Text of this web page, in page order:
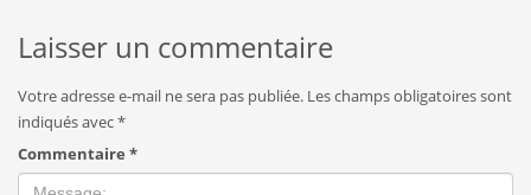
Laisser un commentaire
Votre adresse e-mail ne sera pas publiée. Les champs obligatoires sont
indiqués avec*
Commentaire *